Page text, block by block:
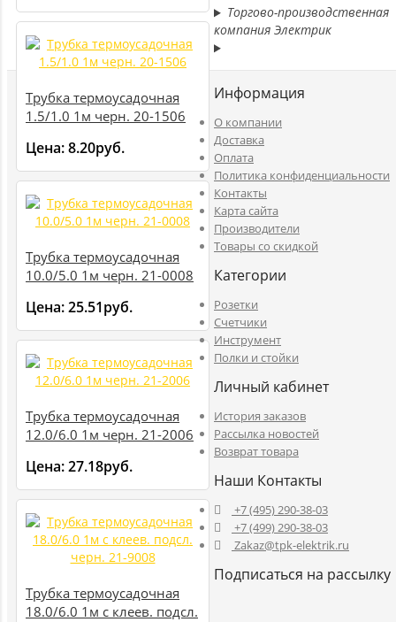
Трубка термоусадочная
1.5/1.0 1м черн. 20-1506
Цена:8.20руб.
Трубка термоусадочная
10.0/5.0 1м черн. 21-0008
Цена:25.51руб.
Трубка термоусадочная
12.0/6.0 1м черн. 21-2006
Цена:27.18руб.
Трубка термоусадочная
18.0/6.0 1м с клеев. подсл.
Торгово-производственная
компания Электрик
Информация
O компании
Доставка
Оплата
Политика конфиденциальности
Контакты
Карта сайта
Производители
Товары со скидкой
Категории
Розетки
Счетчики
Инструмент
Полки и стойки
Личный кабинет
История заказов
Рассылка новостей
Возврат товара
Наши Контакты
+7 (495) 290-38-03
+7 (499) 290-38-03
Zakaz@tpk-elektrik.ru
Подписаться на рассылку